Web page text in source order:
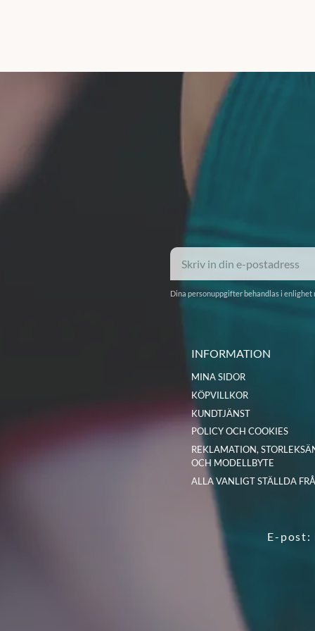
Dina personuppgifter behandlas i enlighet
INFORMATION
MINA SIDOR
KÖPVILLKOR
KUNDTJÄNST
POLICY OCH COOKIES
REKLAMATION,
OCH MODELLBYTE
ALLA VANLIGT STÄLLDA
E-post: